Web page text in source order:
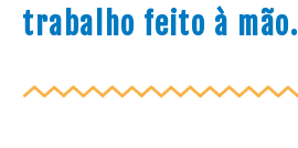
trabalho feito à mão.